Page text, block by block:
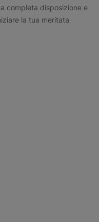
completa disposizione e
la tua meritata